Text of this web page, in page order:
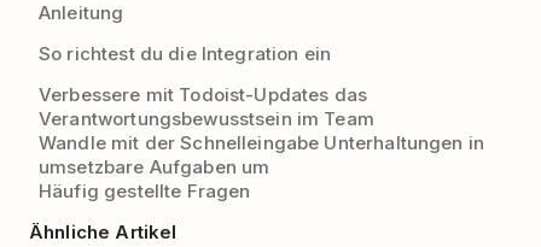
Anleitung
So richtest du die Integration ein
Verbessere mit Todoist-Updates das
Verantwortungsbewusstsein im Team
Wandle mit der Schnelleingabe Unterhaltungen in
umsetzbare Aufgaben um
Häufig gestellte Fragen
Ähnliche Artikel